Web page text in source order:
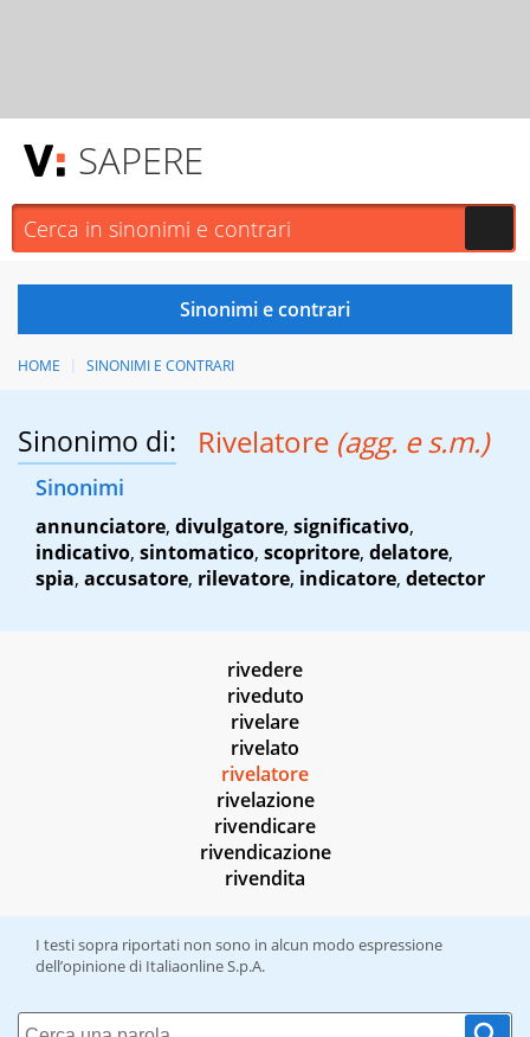
SAPERE
HOME SINONIMI E CONTRARI
Sinonimo di: Rivelatore (agg. e s.m.)
Sinonimi
annunciatore, divulgatore, significativo,
indicativo, sintomatico, scopritore, delatore,
spia, accusatore, rilevatore, indicatore, detector
rivedere
riveduto
rivelare
rivelato
rivelatore
rivelazione
rivendicare
rivendicazione
rivendita
I testi sopra riportati non sono in alcun modo espressione
dell’opinione di Italiaonline S.p.A.